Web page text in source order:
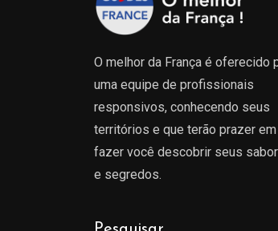
O melhor da França é oferecido
uma equipe de profissionais
responsivos, conhecendo seus
territórios e que terão prazer em
fazer você descobrir seus
e segredos.